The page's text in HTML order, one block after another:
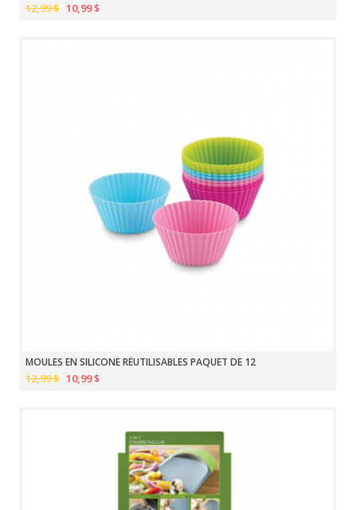
12,99 $ 10,99 $
MOULES EN SILICONE RÉUTILISABLES PAQUET DE 12
12,99 $ 10,99 $